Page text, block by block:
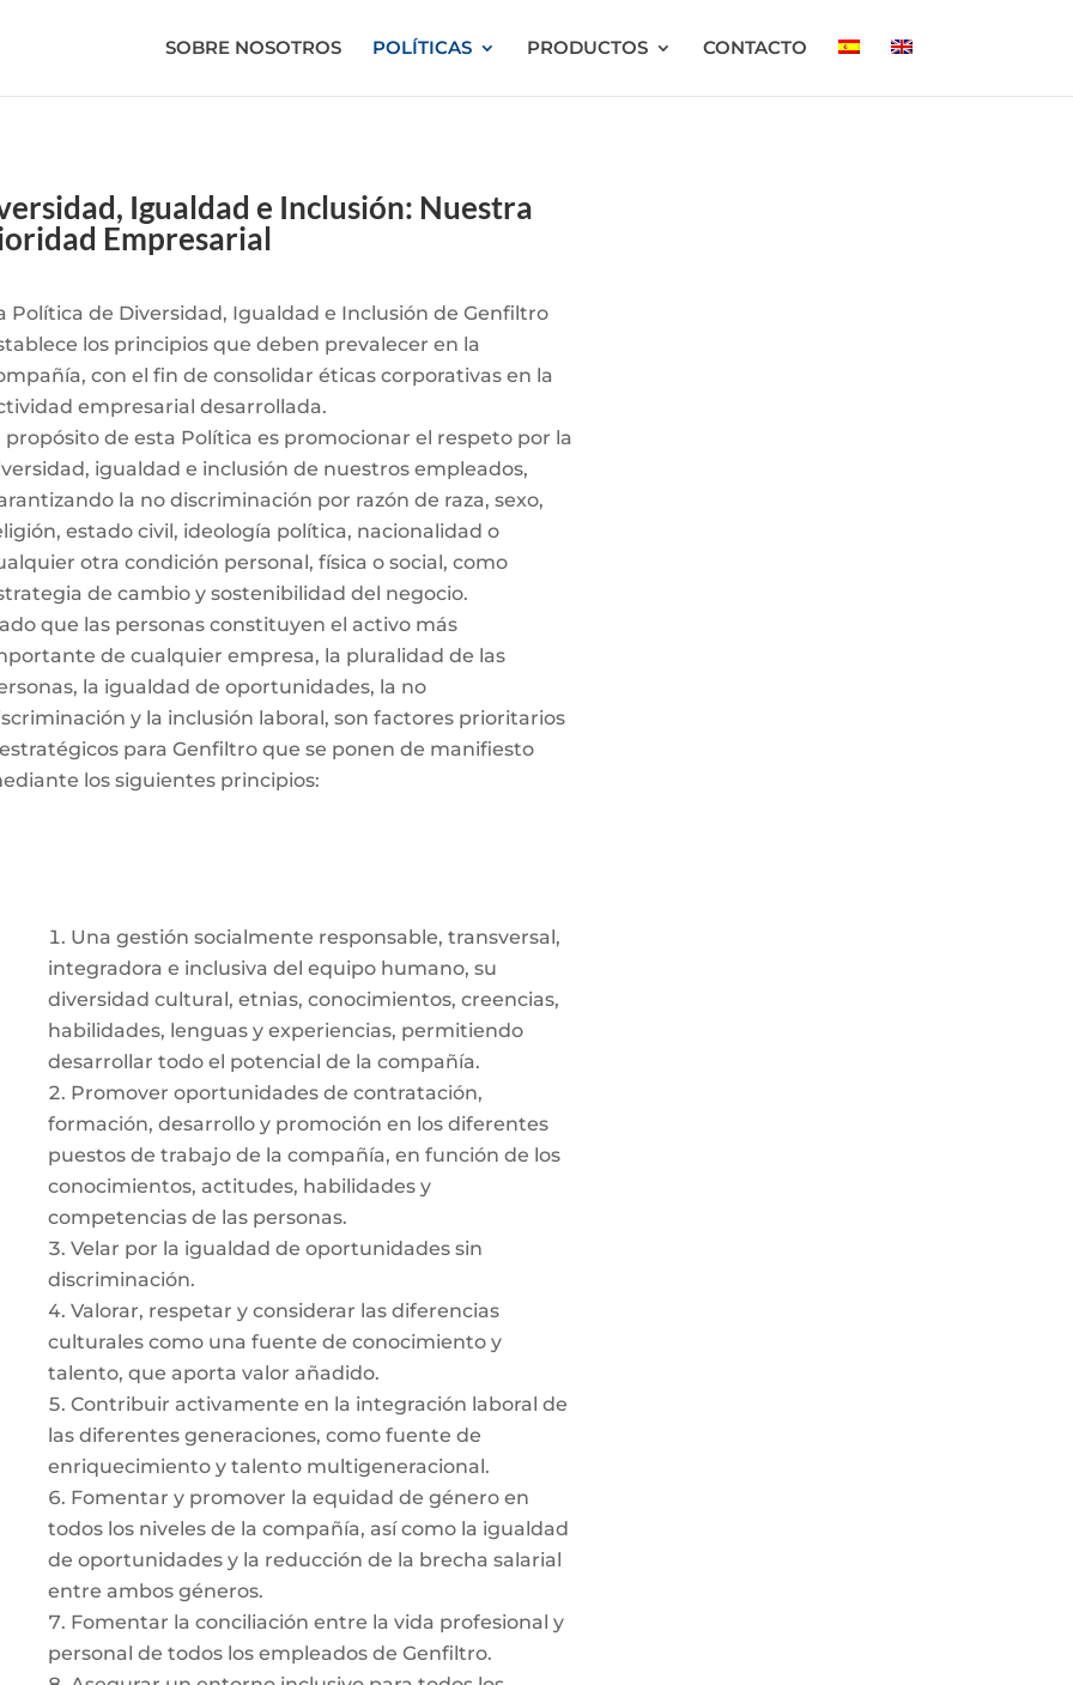
SOBRE NOSOTROS POLÍTICAS PRODUCTOS CONTACTO
Igualdad e Inclusión: Nuestra
Empresarial
Política de Diversidad, Igualdad e Inclusión de Genfiltro
los principios que deben prevalecer en la
con el fin de consolidar éticas corporativas en la
empresarial desarrollada.
propósito de esta Política es promocionar el respeto por la
igualdad e inclusión de nuestros empleados,
la no discriminación por razón de raza, sexo,
estado civil, ideología política, nacionalidad o
otra condición personal, física o social, como
de cambio y sostenibilidad del negocio.
que las personas constituyen el activo más
de cualquier empresa, la pluralidad de las
la igualdad de oportunidades, la no
y la inclusión laboral, son factores prioritarios
para Genfiltro que se ponen de manifiesto
los siguientes principios:
Una gestión socialmente responsable, transversal,
integradora e inclusiva del equipo humano, su
diversidad cultural, etnias, conocimientos, creencias,
habilidades, lenguas y experiencias, permitiendo
desarrollar todo el potencial de la compañía.
Promover oportunidades de contratación,
formación, desarrollo y promoción en los diferentes
puestos de trabajo de la compañía, en función de los
conocimientos, actitudes, habilidades y
competencias de las personas.
Velar por la igualdad de oportunidades sin
discriminación.
Valorar, respetar y considerar las diferencias
culturales como una fuente de conocimiento y
talento, que aporta valor añadido.
Contribuir activamente en la integración laboral de
las diferentes generaciones, como fuente de
enriquecimiento y talento multigeneracional.
Fomentar y promover la equidad de género en
todos los niveles de la compañía, así como la igualdad
de oportunidades y la reducción de la brecha salarial
entre ambos géneros.
Fomentar la conciliación entre la vida profesional y
personal de todos los empleados de Genfiltro.